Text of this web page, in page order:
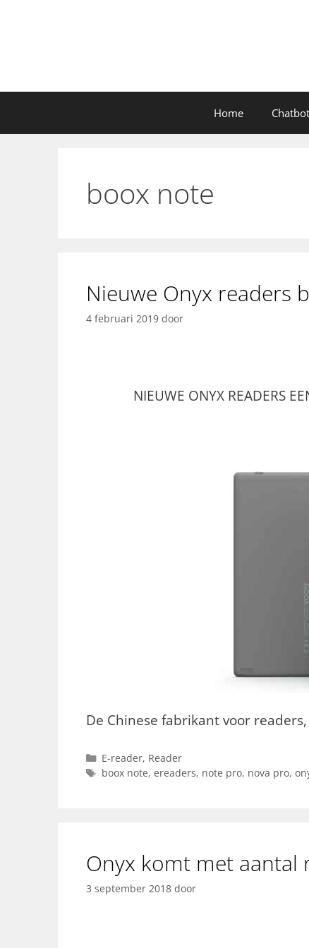
Home
boox note
Nieuwe Onyx readers
4 februari 2019 door
NIEUWE ONYX READERS
De Chinese fabrikant voor readers,
Categorieën
E-reader, Reader
Tags
boox note, ereaders, note pro, nova pro,
Onyx komt met aantal
3 september 2018 door